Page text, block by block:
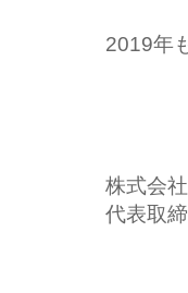
2019年
株式会
代表取